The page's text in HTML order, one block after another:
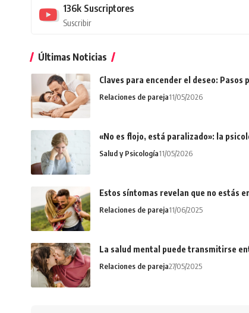
136k Suscriptores
Suscribir
Últimas Noticias
Claves para encender el deseo: Pasos
Relaciones de pareja11/05/2026
«No es flojo, está paralizado»: la
Salud y Psicología11/05/2026
Estos síntomas revelan que no estás
Relaciones de pareja11/06/2025
La salud mental puede transmitirse
Relaciones de pareja27/05/2025